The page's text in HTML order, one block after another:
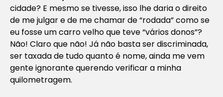
cidade? E mesmo se tivesse, isso lhe daria o direito
de me julgar e de me chamar de “rodada” como se
eu fosse um carro velho que teve “vários donos”?
Não! Claro que não! Já não basta ser discriminada,
ser taxada de tudo quanto é nome, ainda me vem
gente ignorante querendo verificar a minha
quilometragem.